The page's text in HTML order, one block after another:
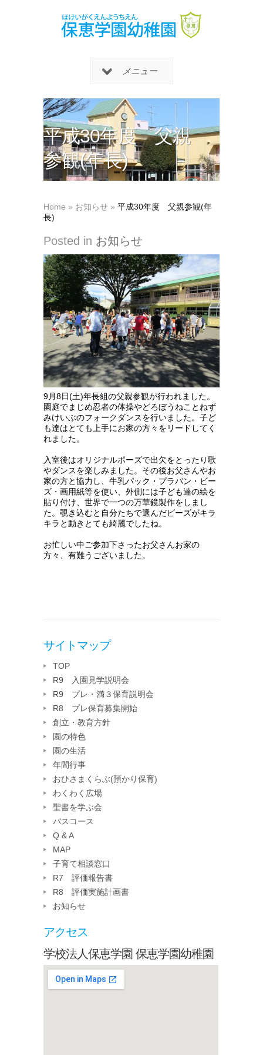
メニュー
平成30年度 父親
参観(年長)
Home » お知らせ » 平成30年度 父親参観(年
長)
Posted in お知らせ
9月8日(土)年長組の父親参観が行われました。
園庭でまじめ忍者の体操やどろぼうねことねず
みけいぶのフォークダンスを行いました。子ど
も達はとても上手にお家の方々をリードしてく
れました。
入室後はオリジナルポーズで出欠をとったり歌
やダンスを楽しみました。 その後お父さんやお
家の方と協力し、牛乳パック・プラバン・ビー
ズ・画用紙等を使い、 外側には子ども達の絵を
貼り付け、世界で一つの万華鏡製作をしまし
た。覗き込むと自分たちで選んだビーズがキラ
キラと動きとても綺麗でしたね。
お忙しい中ご参加下さったお父さんお家の
方々、有難うございました。
サイトマップ
TOP
R9 入園見学説明会
R9 プレ・満３保育説明会
R8 プレ保育募集開始
創立・教育方針
園の特色
園の生活
年間行事
おひさまくらぶ(預かり保育)
わくわく広場
聖書を学ぶ会
バスコース
Q & A
MAP
子育て相談窓口
R7 評価報告書
R8 評価実施計画書
お知らせ
アクセス
学校法人保恵学園 保恵学園幼稚園